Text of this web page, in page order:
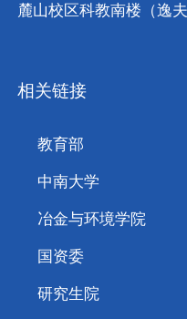
麓山校区科教南楼（逸
相关链接
教育部
中南大学
冶金与环境学院
国资委
研究生院